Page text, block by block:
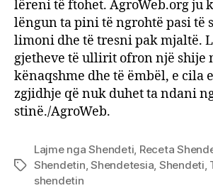
lëreni të ftohet. AgroWeb.org ju
lëngun ta pini të ngrohtë pasi të
limoni dhe të tresni pak mjaltë.
gjetheve të ullirit ofron një shije
kënaqshme dhe të ëmbël, e cila
zgjidhje që nuk duhet ta ndani
stinë./AgroWeb.
Tags
Lajme nga Shendeti Receta
Shendetin ,Shendetesia Shendeti
shendetin